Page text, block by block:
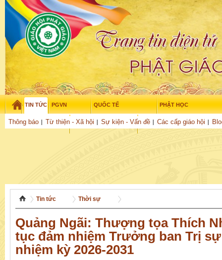
TIN TỨC
Thông báo Từ thiện - Xã hội Sự kiện - Vấn đề Các cấp giáo hội
PGVN QUỐC TẾ PHẬT HỌC
THỜI ĐẠI TUỔI TRẺ NGHIÊN CỨU
Thứ sáu - 7/08/2026 – 16: 38:34
Tin tức Thời sự
Quảng Ngãi: Thượng tọa Thích
tục đảm nhiệm Trưởng ban Trị
nhiệm kỳ 2026-2031